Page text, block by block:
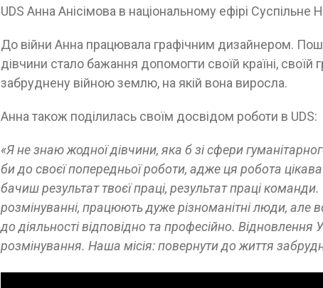
UDS Анна Анісімова в національному ефірі Суспільне
До війни Анна працювала графічним дизайнером.
дівчини стало бажання допомогти своїй країні, своїй
забруднену війною землю, на якій вона виросла.
Анна також поділилась своїм досвідом роботи в UDS:
«Я не знаю жодної дівчини, яка б зі сфери
би до своєї попередньої роботи, адже ця робота
бачиш результат твоєї праці, результат праці
розмінуванні, працюють дуже різноманітні люди, але
до діяльності відповідно та професійно. Відновлення
розмінування. Наша місія: повернути до життя